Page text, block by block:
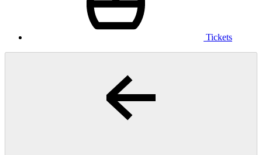
Tickets